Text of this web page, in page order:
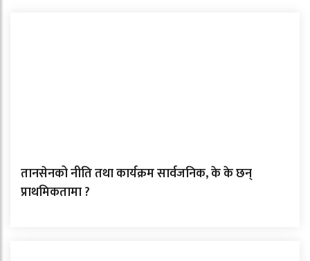
तानसेनको नीति तथा कार्यक्रम सार्वजनिक, के के छन्
प्राथमिकतामा ?